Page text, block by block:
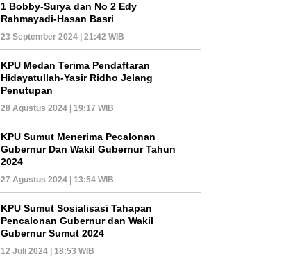
1 Bobby-Surya dan No 2 Edy
Rahmayadi-Hasan Basri
23 September 2024 | 21:42 WIB
KPU Medan Terima Pendaftaran
Hidayatullah-Yasir Ridho Jelang
Penutupan
28 Agustus 2024 | 19:17 WIB
KPU Sumut Menerima Pecalonan
Gubernur Dan Wakil Gubernur Tahun
2024
27 Agustus 2024 | 13:54 WIB
KPU Sumut Sosialisasi Tahapan
Pencalonan Gubernur dan Wakil
Gubernur Sumut 2024
12 Juli 2024 | 18:53 WIB